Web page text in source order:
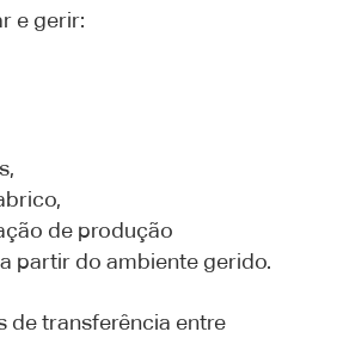
e gerir:
de produção
partir do ambiente gerido.
de transferência entre